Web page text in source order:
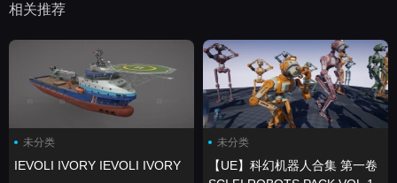
相关推荐
未分类
IEVOLI IVORY IEVOLI IVORY
未分类
【UE】科幻机器人合集 第一卷